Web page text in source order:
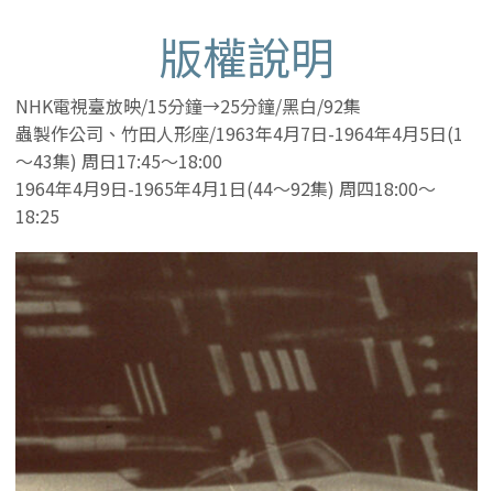
版權說明
NHK電視臺放映/15分鐘→25分鐘/黑白/92集
蟲製作公司、竹田人形座/1963年4月7日-1964年4月5日(1
～43集) 周日17:45～18:00
1964年4月9日-1965年4月1日(44～92集) 周四18:00～
18:25